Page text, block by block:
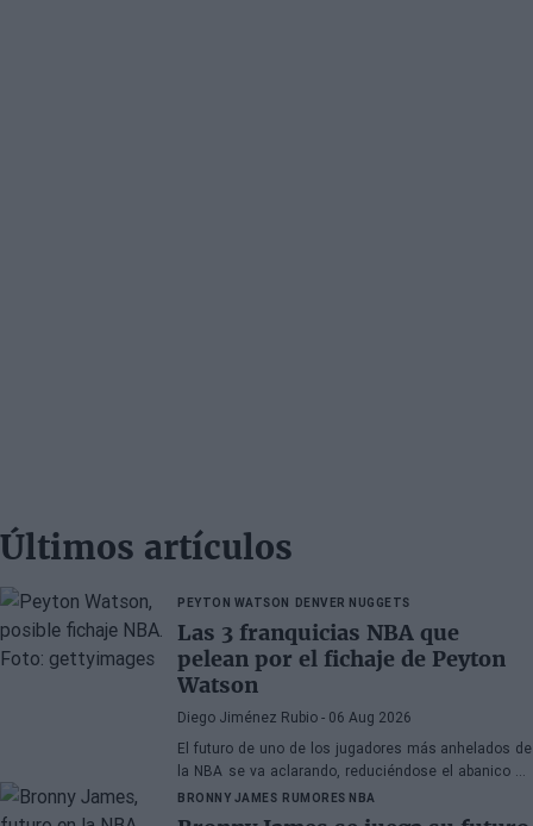
Últimos artículos
PEYTON WATSON DENVER NUGGETS
Las 3 franquicias NBA que
pelean por el fichaje de Peyton
Watson
Diego Jiménez Rubio - 06 Aug 2026
El futuro de uno de los jugadores más anhelados de
la NBA se va aclarando, reduciéndose el abanico de
franquicias candidatas a tres.
BRONNY JAMES RUMORES NBA